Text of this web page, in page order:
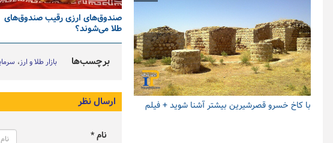
صندوق‌های ارزی رقیب صندوق‌های
طلا می‌شوند؟
برچسب‌ها بازار طلا و ارز
ارسال نظر
نام *
با کاخ خسرو قصرشیرین بیشتر آشنا شوید + فیلم